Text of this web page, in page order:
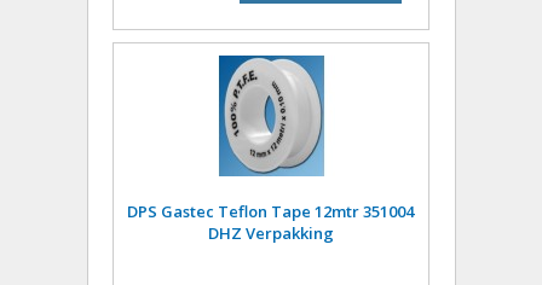
DPS Gastec Teflon Tape 12mtr 351004
DHZ Verpakking